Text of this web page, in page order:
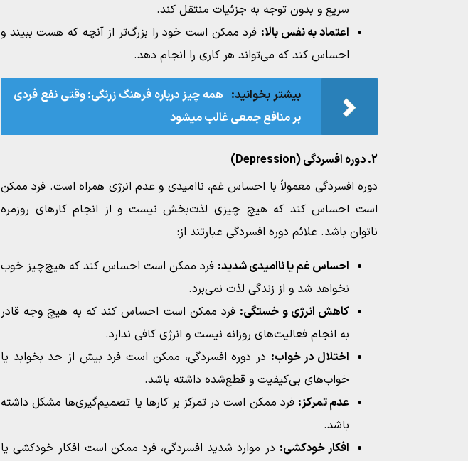
سریع و بدون توجه به جزئیات منتقل کند.
اعتماد به نفس بالا: فرد ممکن است خود را بزرگ‌تر از آنچه که هست ببیند و
احساس کند که می‌تواند هر کاری را انجام دهد.
بیشتر بخوانید: همه چیز درباره فرهنگ زرنگی:‌ وقتی نفع فردی
بر منافع جمعی غالب میشود
2. دوره افسردگی (Depression)
دوره افسردگی معمولاً با احساس غم، ناامیدی و عدم انرژی همراه است. فرد ممکن
است احساس کند که هیچ چیزی لذت‌بخش نیست و از انجام کارهای روزمره
ناتوان باشد. علائم دوره افسردگی عبارتند از:
احساس غم یا ناامیدی شدید: فرد ممکن است احساس کند که هیچ‌چیز خوب
نخواهد شد و از زندگی لذت نمی‌برد.
کاهش انرژی و خستگی: فرد ممکن است احساس کند که به هیچ وجه قادر
به انجام فعالیت‌های روزانه نیست و انرژی کافی ندارد.
اختلال در خواب: در دوره افسردگی، ممکن است فرد بیش از حد بخوابد یا
خواب‌های بی‌کیفیت و قطع‌شده داشته باشد.
عدم تمرکز: فرد ممکن است در تمرکز بر کارها یا تصمیم‌گیری‌ها مشکل داشته
باشد.
افکار خودکشی: در موارد شدید افسردگی، فرد ممکن است افکار خودکشی یا